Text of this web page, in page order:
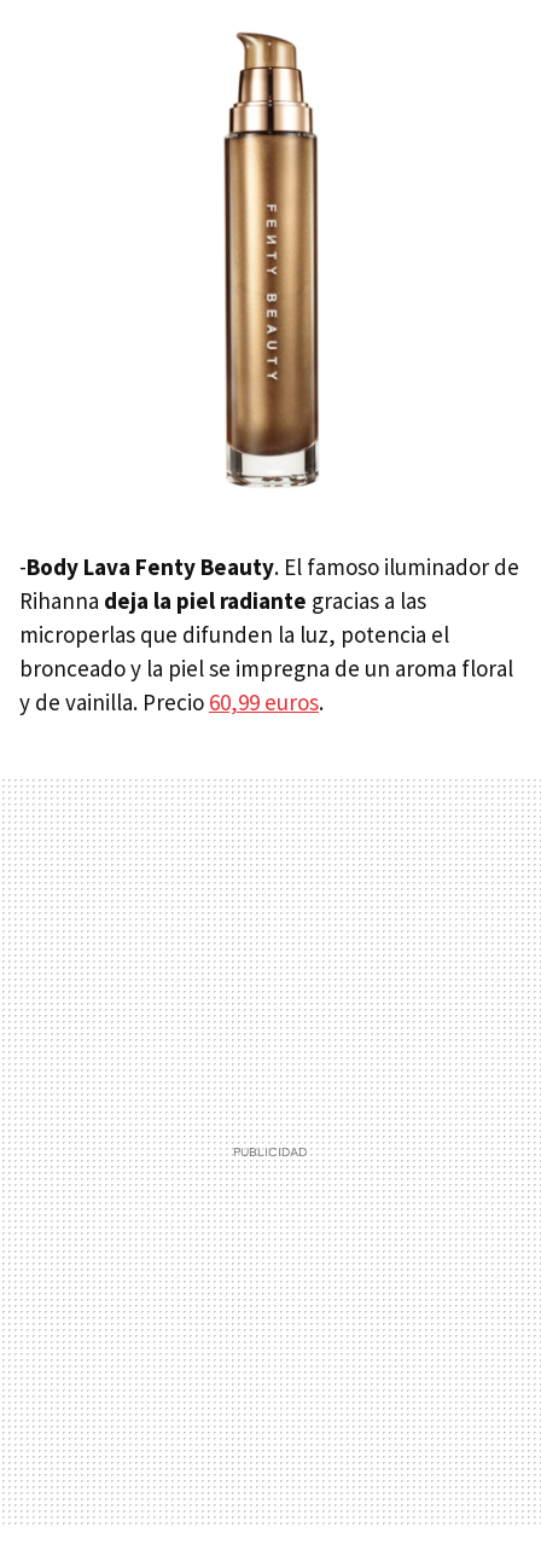
-Body Lava Fenty Beauty. El famoso iluminador de
Rihanna deja la piel radiante gracias a las
microperlas que difunden la luz, potencia el
bronceado y la piel se impregna de un aroma floral
y de vainilla. Precio 60,99 euros.